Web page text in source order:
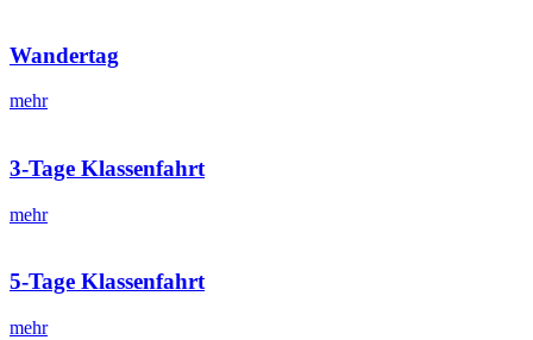
Wandertag
mehr
3-Tage Klassenfahrt
mehr
5-Tage Klassenfahrt
mehr